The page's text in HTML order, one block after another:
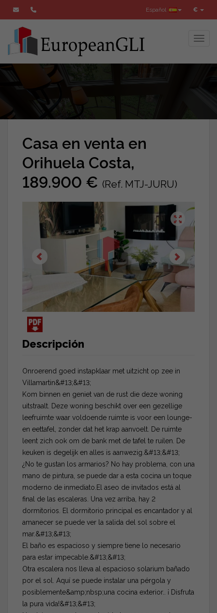
€
Español
Casa en venta en
Orihuela Costa,
189.900 € (Ref. MTJ-JURU)
Descripción
Onroerend goed instapklaar met uitzicht op zee in
Villamartin&#13;&#13;
Kom binnen en geniet van de rust die deze woning
uitstraalt. Deze woning beschikt over een gezellige
leefruimte waar voldoende ruimte is voor een lounge-
en eettafel, zonder dat het krap aanvoelt. De ruimte
leent zich ook om de bank met de tafel te ruilen. De
keuken is degelijk en alles is aanwezig.&#13;&#13;
¿No te gustan los armarios? No hay problema, con una
mano de pintura, se puede dar a esta cocina un toque
moderno de inmediato.El aseo de invitados está al
final de las escaleras. Una vez arriba, hay 2
dormitorios. El dormitorio principal es encantador y al
amanecer se puede ver la salida del sol sobre el
mar.&#13;&#13;
El baño es espacioso y siempre tiene lo necesario
para estar impecable.&#13;&#13;
Otra escalera nos lleva al espacioso solarium bañado
por el sol. Aquí se puede instalar una pérgola y
posiblemente&amp;nbsp;una cocina exterior.. ¡ Disfruta
la pura vida!&#13;&#13;